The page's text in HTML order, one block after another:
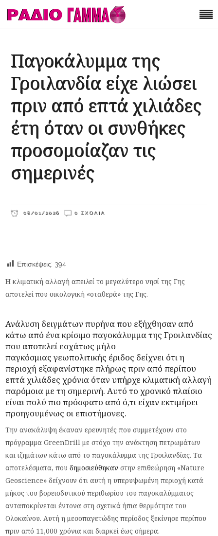
Παγοκάλυμμα της
Γροιλανδία είχε λιώσει
πριν από επτά χιλιάδες
έτη όταν οι συνθήκες
προσομοίαζαν τις
σημερινές
08/01/2026 0 ΣΧΌΛΙΑ
Επισκέψεις: 394
Η κλιματική αλλαγή απειλεί το μεγαλύτερο νησί της Γης
αποτελεί που οικολογική «σταθερά» της Γης.
Ανάλυση δειγμάτων πυρήνα που εξήχθησαν από
κάτω από ένα κρίσιμο παγοκάλυμμα της Γροιλανδίας
που αποτελεί εσχάτως μήλο
παγκόσμιαςγεωπολιτικής έριδος δείχνει ότι η
περιοχή εξαφανίστηκε πλήρως πριν από περίπου
επτά χιλιάδες χρόνια όταν υπήρχε κλιματική αλλαγή
παρόμοια με τη σημερινή. Αυτό το χρονικό πλαίσιο
είναι πολύ πιο πρόσφατο από ό,τι είχαν εκτιμήσει
προηγουμένως οι επιστήμονες.
Την ανακάλυψη έκαναν ερευνητές που συμμετέχουν στο
πρόγραμμα GreenDrill με στόχο την ανάκτηση πετρωμάτων
και ιζημάτων κάτω από το παγοκάλυμμα της Γροιλανδίας. Τα
αποτελέσματα, πουδημοσιεύθηκαν στην επιθεώρηση «Nature
Geoscience» δείχνουν ότι αυτή η υπερυψωμένη περιοχή κατά
μήκος του βορειοδυτικού περιθωρίου του παγοκαλύμματος
ανταποκρίνεται έντονα στη σχετικά ήπια θερμότητα του
Ολοκαίνου. Αυτή η μεσοπαγετώδης περίοδος ξεκίνησε περίπου
πριν από 11,000 χρόνια και διαρκεί έως σήμερα.